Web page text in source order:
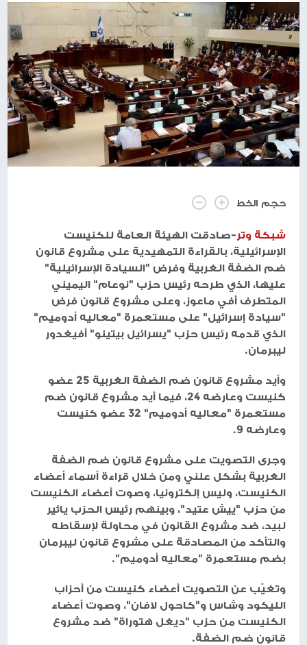
حجم الخط
شبكة وتر-صادقت الهيئة العامة للكنيست
الإسرائيلية، بالقراءة التمهيدية على مشروع قانون
ضم الضفة الغربية وفرض "السيادة الإسرائيلية"
عليها، الذي طرحه رئيس حزب "نوعام" اليميني
المتطرف أفي ماعوز، وعلى مشروع قانون فرض
"سيادة إسرائيل" على مستعمرة "معاليه أدوميم"
الذي قدمه رئيس حزب "يسرائيل بيتينو" أفيغدور
ليبرمان.
وأيد مشروع قانون ضم الضفة الغربية 25 عضو
كنيست وعارضه 24، فيما أيد مشروع قانون ضم
مستعمرة "معاليه أدوميم" 32 عضو كنيست
وعارضه 9.
وجرى التصويت على مشروع قانون ضم الضفة
الغربية بشكل علني ومن خلال قراءة أسماء أعضاء
الكنيست، وليس إلكترونيا، وصوت أعضاء الكنيست
من حزب "ييش عتيد"، وبينهم رئيس الحزب يائير
لبيد، ضد مشروع القانون في محاولة لإسقاطه
والتأكد من المصادقة على مشروع قانون ليبرمان
بضم مستعمرة "معاليه أدوميم".
وتغيّب عن التصويت أعضاء كنيست من أحزاب
الليكود وشاس و"كاحول لافان"، وصوت أعضاء
الكنيست من حزب "ديغل هتوراة" ضد مشروع
قانون ضم الضفة.